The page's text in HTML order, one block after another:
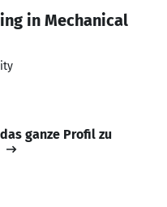
in Mechanical
ganze Profil zu